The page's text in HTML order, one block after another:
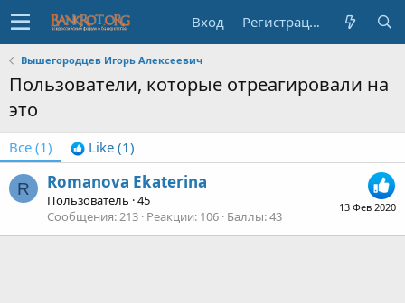
Вход Регистрация
Вышегородцев Игорь Алексеевич
Пользователи, которые отреагировали на
это
Все (1) Like (1)
R
13 Фев 2020
Romanova Ekaterina
Пользователь ·45
Сообщения 213 Реакции 106 Баллы 43